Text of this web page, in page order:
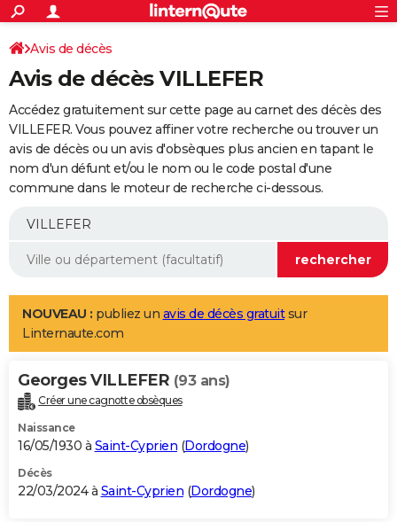
ACTUALITÉS
Politique
Société
Faits Divers
Education
Monde
Villes
+
SPORT
Coupe du monde 2026
Football
Tennis
Cyclisme
Rugby
Forum
Programme TV
TNTStreaming
Cinéma
Sorties cinéma
Musique
+
FINANCE
Retraite
Epargne
Immobilier
Risques naturels par ville
Banque
Assurance
AUTO
Essais
Réserver un essai
Citadines
Berlines
SUV
Forum auto
+
Mobiles
Meilleur smartphone
Internet
Ordinateurs
Jeux vidéo
Guide high-tech
Aménagement intérieur
LIFESTYLE
Art de vivre
Bien-être
Loisirs
Mode
Modes de vie
Alimentation
Guide de la santé
Maladies
Médicaments
Sommeil
VOYAGE
Destinations
City break
Voyage nature
Voyage de noces
Forum
Climat
+PHOTO
GUIDES D'ACHAT
BONS PLANS
Avis de décès
Avis de décès VILLEFER
Accédez gratuitement sur cette page au carnet des décès des
VILLEFER. Vous pouvez affiner votre recherche ou trouver un
avis de décès ou un avis d'obsèques plus ancien en tapant le
nom d'un défunt et/ou le nom ou le code postal d'une
commune dans le moteur de recherche ci-dessous.
NOUVEAU : publiez un avis de décès gratuitsur
Linternaute.com
Georges VILLEFER (93 ans)
Créer une cagnotte obsèques
Naissance
16/05/1930 à Saint-Cyprien (Dordogne)
Décès
22/03/2024 à Saint-Cyprien (Dordogne)